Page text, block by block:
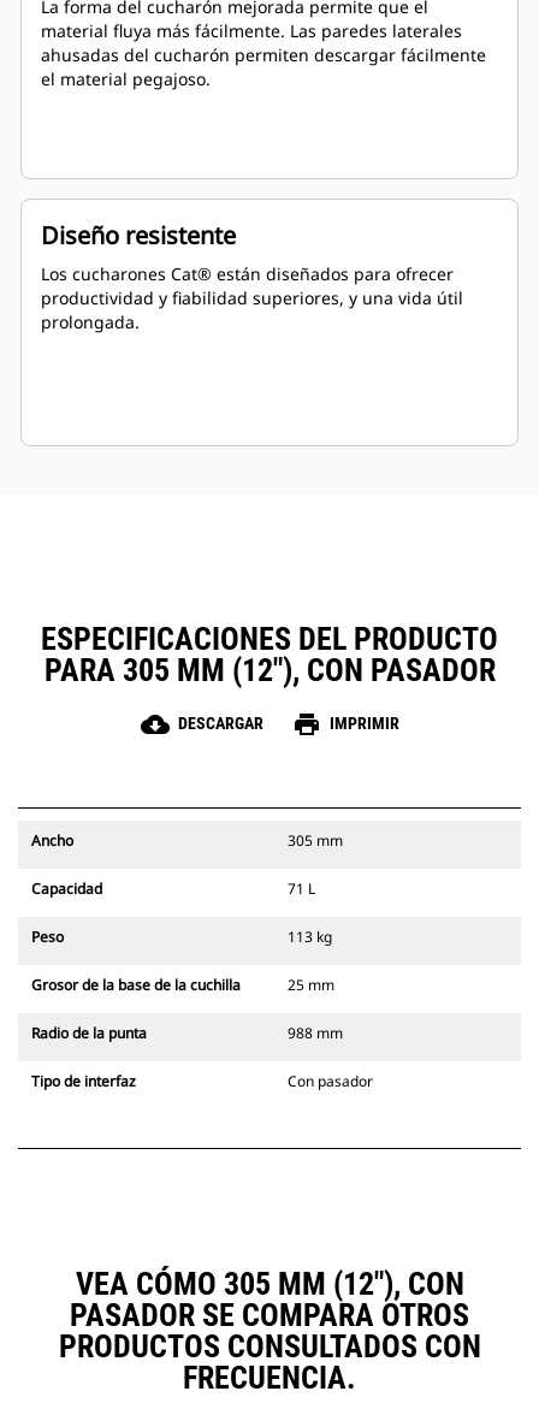
La forma del cucharón mejorada permite que el
material fluya más fácilmente. Las paredes laterales
ahusadas del cucharón permiten descargar fácilmente
el material pegajoso.
Diseño resistente
Los cucharones Cat® están diseñados para ofrecer
productividad y fiabilidad superiores, y una vida útil
prolongada.
ESPECIFICACIONES DEL PRODUCTO
PARA 305 MM (12"), CON PASADOR
cloud_download DESCARGAR print IMPRIMIR
Ancho 305 mm
Capacidad 71 L
Peso 113 kg
Grosor de la base de la cuchilla 25 mm
Radio de la punta 988 mm
Tipo de interfaz Con pasador
VEA CÓMO 305 MM (12"), CON
PASADOR SE COMPARA OTROS
PRODUCTOS CONSULTADOS CON
FRECUENCIA.